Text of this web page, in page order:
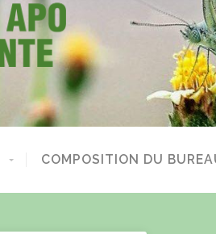
COMPOSITION DU